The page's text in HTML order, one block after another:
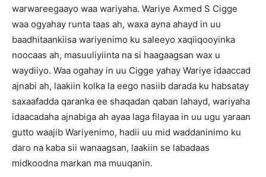
warwareegaayo waa wariyaha. Wariye Axmed S Cigge
waa ogyahay runta taas ah, waxa ayna ahayd in uu
baadhitaankiisa wariyenimo ku saleeyo xaqiiqooyinka
noocaas ah, masuuliyiinta na si haagaagsan wax u
waydiiyo. Waa ogahay in uu Cigge yahay Wariye idaaccad
ajnabi ah, laakiin kolka la eego nasiib darada ku habsatay
saxaafadda qaranka ee shaqadan qaban lahayd, wariyaha
idaacadaha ajnabiga ah ayaa laga filayaa in uu ugu yaraan
gutto waajib Wariyenimo, hadii uu mid waddaninimo ku
daro na kaba sii wanaagsan, laakiin se labadaas
midkoodna markan ma muuqanin.